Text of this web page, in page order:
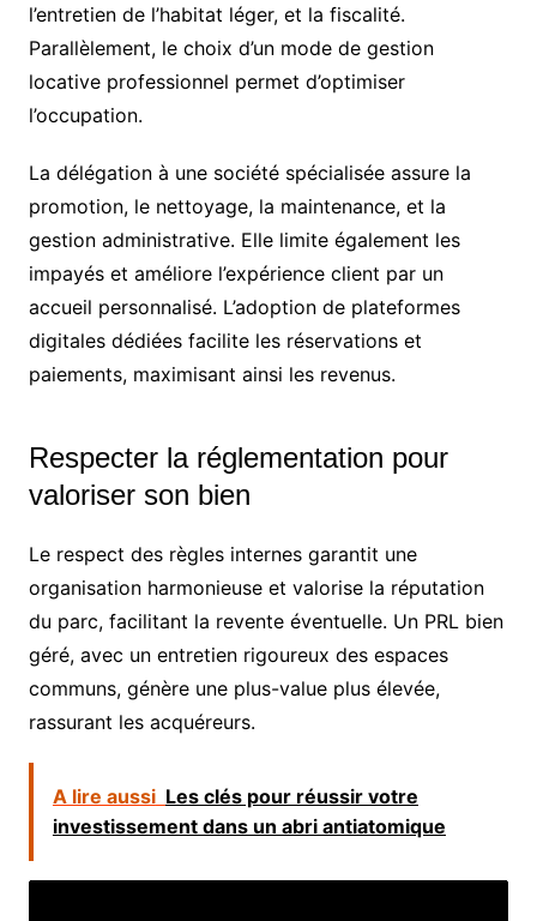
l’entretien de l’habitat léger, et la fiscalité.
Parallèlement, le choix d’un mode de gestion
locative professionnel permet d’optimiser
l’occupation.
La délégation à une société spécialisée assure la
promotion, le nettoyage, la maintenance, et la
gestion administrative. Elle limite également les
impayés et améliore l’expérience client par un
accueil personnalisé. L’adoption de plateformes
digitales dédiées facilite les réservations et
paiements, maximisant ainsi les revenus.
Respecter la réglementation pour
valoriser son bien
Le respect des règles internes garantit une
organisation harmonieuse et valorise la réputation
du parc, facilitant la revente éventuelle. Un PRL bien
géré, avec un entretien rigoureux des espaces
communs, génère une plus-value plus élevée,
rassurant les acquéreurs.
A lire aussi Les clés pour réussir votre
investissement dans un abri antiatomique